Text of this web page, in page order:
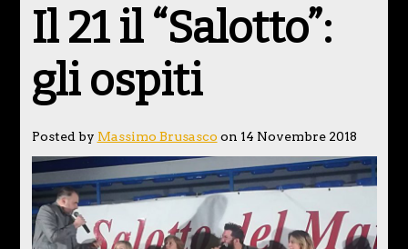
Il 21 il “Salotto”:
gli ospiti
Posted by Massimo Brusasco on 14 Novembre 2018